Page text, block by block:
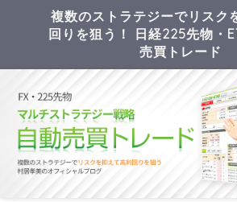
複数のストラテジーでリスク
回りを狙う！ 日経225先物・
売買トレード